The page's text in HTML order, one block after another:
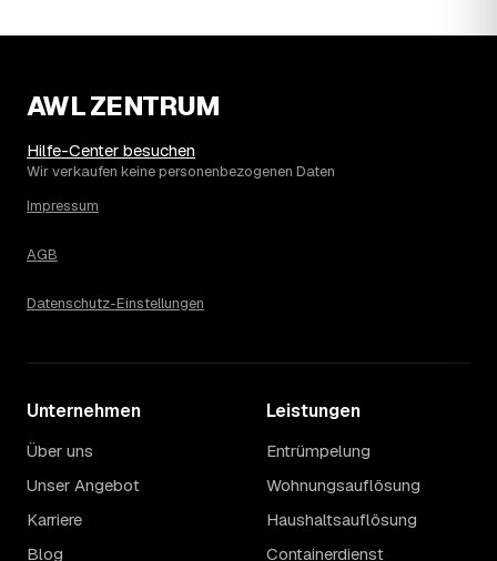
AWL ZENTRUM
Hilfe-Center besuchen
Wir verkaufen keine personenbezogenen Daten
Impressum
AGB
Datenschutz-Einstellungen
Unternehmen
Über uns
Unser Angebot
Karriere
Blog
Leistungen
Entrümpelung
Wohnungsauflösung
Haushaltsauflösung
Containerdienst